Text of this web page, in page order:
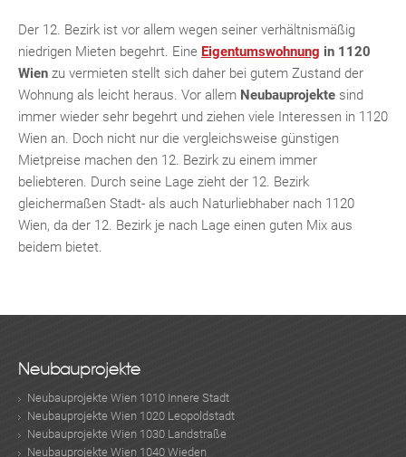
KLIS
Der 12. Bezirk ist vor allem wegen seiner verhältnismäßig
niedrigen Mieten begehrt. Eine Eigentumswohnung in 1120
Wien zu vermieten stellt sich daher bei gutem Zustand der
Wohnung als leicht heraus. Vor allem Neubauprojekte sind
immer wieder sehr begehrt und ziehen viele Interessen in 1120
Wien an. Doch nicht nur die vergleichsweise günstigen
Mietpreise machen den 12. Bezirk zu einem immer
beliebteren. Durch seine Lage zieht der 12. Bezirk
gleichermaßen Stadt- als auch Naturliebhaber nach 1120
Wien, da der 12. Bezirk je nach Lage einen guten Mix aus
beidem bietet.
Neubauprojekte
Neubauprojekte Wien 1010 Innere Stadt
Neubauprojekte Wien 1020 Leopoldstadt
Neubauprojekte Wien 1030 Landstraße
Neubauprojekte Wien 1040 Wieden